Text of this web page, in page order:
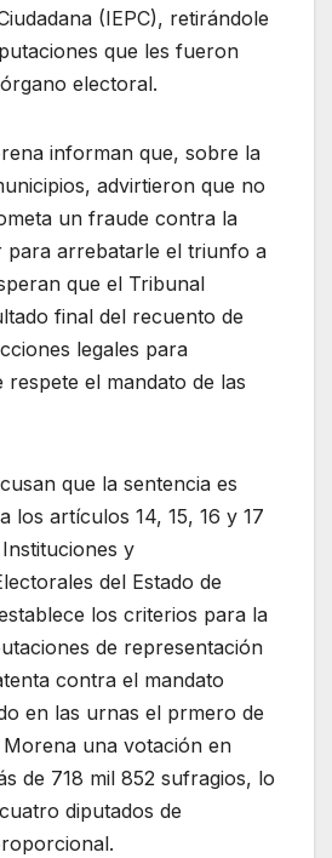
(IEPC), retirándole
que les fueron
electoral.
informan que, sobre la
advirtieron que no
un fraude contra la
para arrebatarle el triunfo a
que el Tribunal
final del recuento de
legales para
respete el mandato de las
que la sentencia es
los artículos 14, 15, 16 y 17
y
del Estado de
los criterios para la
de representación
contra el mandato
en las urnas el prmero de
una votación en
de 718 mil 852 sufragios, lo
diputados de